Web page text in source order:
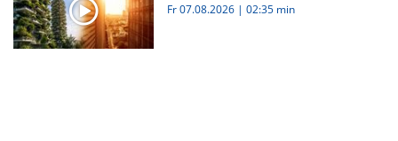
Fr 07.08.2026 | 02:35 min